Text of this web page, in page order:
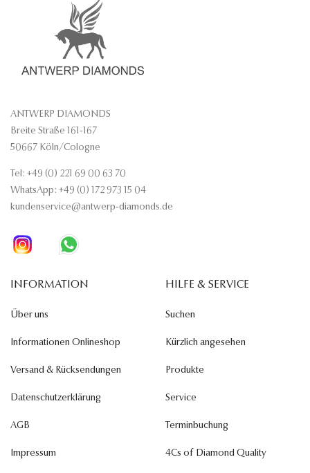
ANTWERP DIAMONDS
Breite Straße 161-167
50667 Köln/Cologne
Tel: +49 (0) 221 69 00 63 70
WhatsApp: +49 (0) 172 973 15 04
kundenservice@antwerp-diamonds.de
INFORMATION
Über uns
Informationen Onlineshop
Versand & Rücksendungen
Datenschutzerklärung
AGB
Impressum
HILFE & SERVICE
Suchen
Kürzlich angesehen
Produkte
Service
Terminbuchung
4Cs of Diamond Quality